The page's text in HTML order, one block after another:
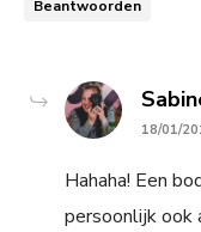
Beantwoorden
18/01/
Hahaha! Een
persoonlijk ook